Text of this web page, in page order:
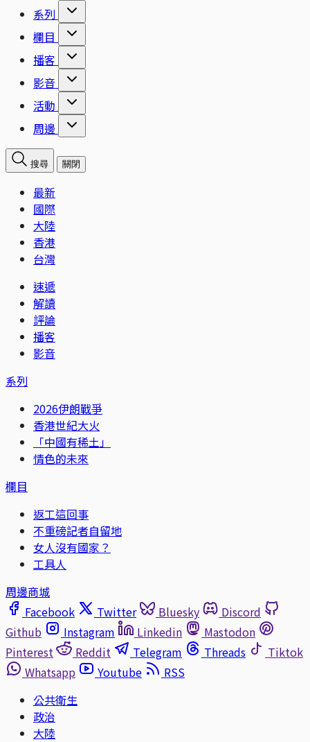
系列
欄目
播客
影音
活動
周邊
搜尋 關閉
最新
國際
大陸
香港
台灣
速遞
解讀
評論
播客
影音
系列
2026伊朗戰爭
香港世紀大火
「中國有稀土」
情色的未來
欄目
返工這回事
不重磅記者自留地
女人沒有國家？
工具人
周邊商城
Facebook
Twitter Bluesky
Discord
Github
Instagram Linkedin
Mastodon
Pinterest
Reddit Telegram Threads
Tiktok
Whatsapp
Youtube
RSS
公共衛生
政治
大陸